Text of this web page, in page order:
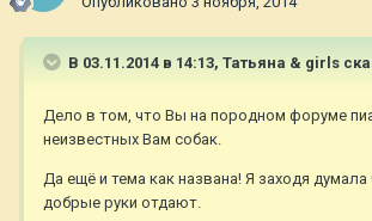
В 03.11.2014 в 14:13, Татьяна & girls
Дело в том, что Вы на породном форуме
неизвестных Вам собак.
Да ещё и тема как названа! Я заходя думала
добрые руки отдают.